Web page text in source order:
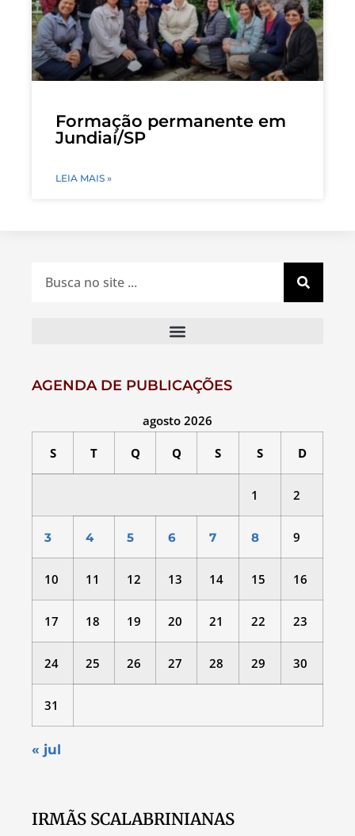
Formação permanente em
Jundiaí/SP
LEIA MAIS »
AGENDA DE PUBLICAÇÕES
agosto 2026
S T Q Q S S D
1 2
3 4 5 6 7 8 9
10 11 12 13 14 15 16
17 18 19 20 21 22 23
24 25 26 27 28 29 30
31
« jul
IRMÃS SCALABRINIANAS